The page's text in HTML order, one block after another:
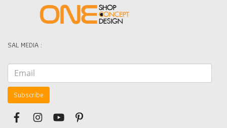
SAL MEDIA :
Subscribe